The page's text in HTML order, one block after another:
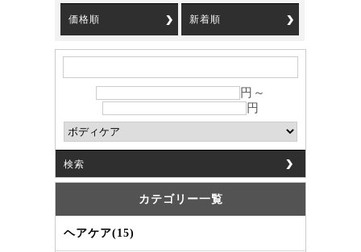
価格順 新着順
円～
円
検索
カテゴリー一覧
ヘアケア(15)